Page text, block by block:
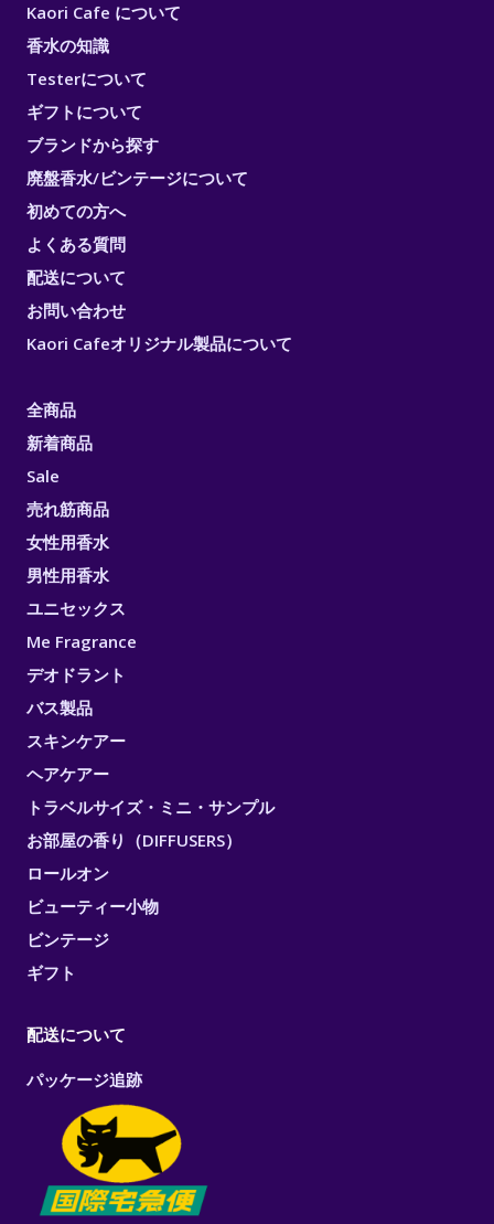
Kaori Cafe について
香水の知識
Testerについて
ギフトについて
ブランドから探す
廃盤香水/ビンテージについて
初めての方へ
よくある質問
配送について
お問い合わせ
Kaori Cafeオリジナル製品について
全商品
新着商品
Sale
売れ筋商品
女性用香水
男性用香水
ユニセックス
Me Fragrance
デオドラント
バス製品
スキンケアー
ヘアケアー
トラベルサイズ・ミニ・サンプル
お部屋の香り（DIFFUSERS）
ロールオン
ビューティー小物
ビンテージ
ギフト
配送について
パッケージ追跡